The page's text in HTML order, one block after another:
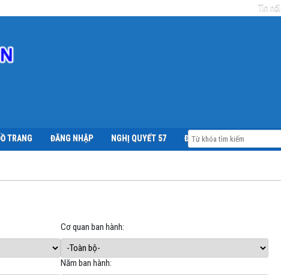
Tin
TRANG ĐĂNG NHẬP NGHỊ QUYẾT 57 ĐỀ ÁN 06
Cơ quan ban hành:
Năm ban hành: